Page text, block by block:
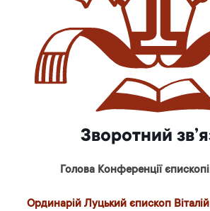
Зворотний
Голова Конференції
Ординарій Луцький єпископ